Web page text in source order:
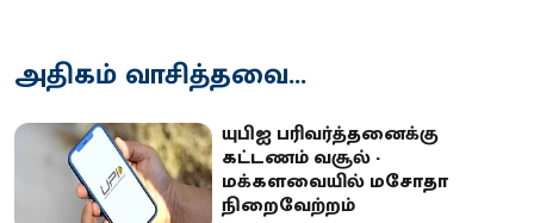
அதிகம் வாசித்தவை...
யுபிஐ பரிவர்த்தனைக்கு
கட்டணம் வசூல் -
மக்களவையில் மசோதா
நிறைவேற்றம்